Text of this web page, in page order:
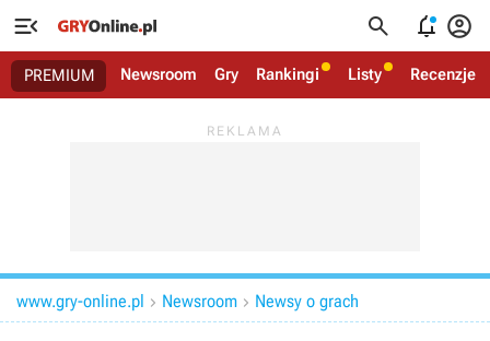
   
PREMIUM Newsroom Gry Rankingi Listy Recenzje
www.gry-online.pl  Newsroom  Newsy o grach